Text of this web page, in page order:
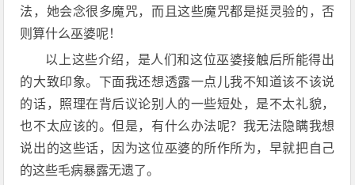
法，她会念很多魔咒，而且这些魔咒都是挺灵验的，否
则算什么巫婆呢！
以上这些介绍，是人们和这位巫婆接触后所能得出
的大致印象。下面我还想透露一点儿我不知道该不该说
的话，照理在背后议论别人的一些短处，是不太礼貌，
也不太应该的。但是，有什么办法呢？我无法隐瞒我想
说出的这些话，因为这位巫婆的所作所为，早就把自己
的这些毛病暴露无遗了。